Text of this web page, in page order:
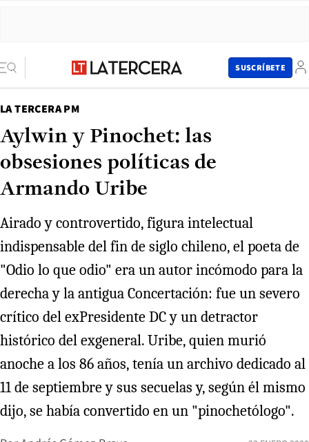
SUSCRÍBETE
LA TERCERA PM
Aylwin y Pinochet: las
obsesiones políticas de
Armando Uribe
Airado y controvertido, figura intelectual
indispensable del fin de siglo chileno, el poeta de
"Odio lo que odio" era un autor incómodo para la
derecha y la antigua Concertación: fue un severo
crítico del exPresidente DC y un detractor
histórico del exgeneral. Uribe, quien murió
anoche a los 86 años, tenía un archivo dedicado al
11 de septiembre y sus secuelas y, según él mismo
dijo, se había convertido en un "pinochetólogo".